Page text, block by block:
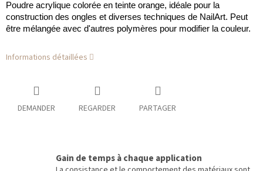
Poudre acrylique colorée en teinte orange, idéale pour la
construction des ongles et diverses techniques de NailArt. Peut
être mélangée avec d'autres polymères pour modifier la couleur.
Informations détaillées
DEMANDER REGARDER PARTAGER
Gain de temps à chaque application